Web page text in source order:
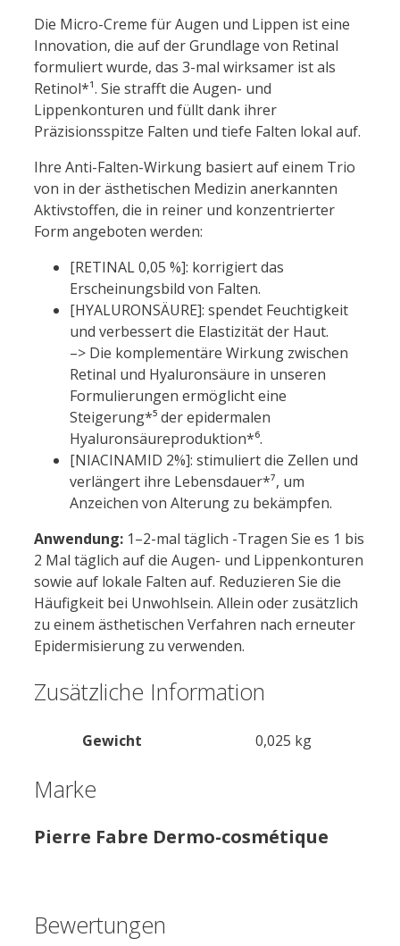
Die Micro-Creme für Augen und Lippen ist eine
Innovation, die auf der Grundlage von Retinal
formuliert wurde, das 3-mal wirksamer ist als
Retinol*¹. Sie strafft die Augen- und
Lippenkonturen und füllt dank ihrer
Präzisionsspitze Falten und tiefe Falten lokal auf.
Ihre Anti-Falten-Wirkung basiert auf einem Trio
von in der ästhetischen Medizin anerkannten
Aktivstoffen, die in reiner und konzentrierter
Form angeboten werden:
[RETINAL 0,05 %]: korrigiert das
Erscheinungsbild von Falten.
[HYALURONSÄURE]: spendet Feuchtigkeit
und verbessert die Elastizität der Haut.
–> Die komplementäre Wirkung zwischen
Retinal und Hyaluronsäure in unseren
Formulierungen ermöglicht eine
Steigerung*⁵ der epidermalen
Hyaluronsäureproduktion*⁶.
[NIACINAMID 2%]: stimuliert die Zellen und
verlängert ihre Lebensdauer*⁷, um
Anzeichen von Alterung zu bekämpfen.
Anwendung: 1–2-mal täglich -Tragen Sie es 1 bis
2 Mal täglich auf die Augen- und Lippenkonturen
sowie auf lokale Falten auf. Reduzieren Sie die
Häufigkeit bei Unwohlsein. Allein oder zusätzlich
zu einem ästhetischen Verfahren nach erneuter
Epidermisierung zu verwenden.
Zusätzliche Information
Gewicht 0,025 kg
Marke
Pierre Fabre Dermo-cosmétique
Bewertungen